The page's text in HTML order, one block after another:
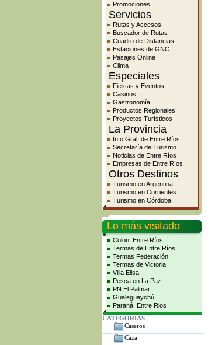
Promociones
Servicios
Rutas y Accesos
Buscador de Rutas
Cuadro de Distancias
Estaciones de GNC
Pasajes Online
Clima
Especiales
Fiestas y Eventos
Casinos
Gastronomía
Productos Regionales
Proyectos Turísticos
La Provincia
Info Gral. de Entre Ríos
Secretaría de Turismo
Noticias de Entre Ríos
Empresas de Entre Ríos
Otros Destinos
Turismo en Argentina
Turismo en Corrientes
Turismo en Córdoba
Lo más visitado
Colon, Entre Ríos
Termas de Entre Ríos
Termas Federación
Termas de Victoria
Villa Elisa
Pesca en La Paz
PN El Palmar
Gualeguaychú
Paraná, Entre Rios
CATEGORÍAS
Caseros
Caza